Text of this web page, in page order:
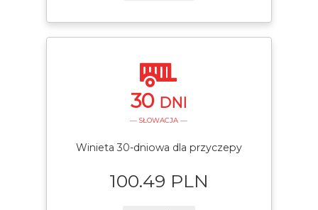
30 DNI
— SŁOWACJA —
Winieta 30-dniowa dla przyczepy
100.49 PLN